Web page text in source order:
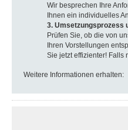
Wir besprechen Ihre
Ihnen ein individuelles
3. Umsetzungsprozess
Prüfen Sie, ob die von
Ihren Vorstellungen
Sie jetzt effizienter! Falls
Weitere Informationen erhalten: